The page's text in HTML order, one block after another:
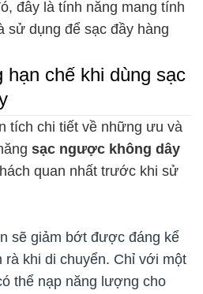
đây là tính năng mang tính
sử dụng để sạc đầy hàng
chế khi dùng sạc
tích chi tiết về những ưu và
sạc ngược không dây
quan nhất trước khi sử
sẽ giảm bớt được đáng kể
khi di chuyển. Chỉ với một
thể nạp năng lượng cho